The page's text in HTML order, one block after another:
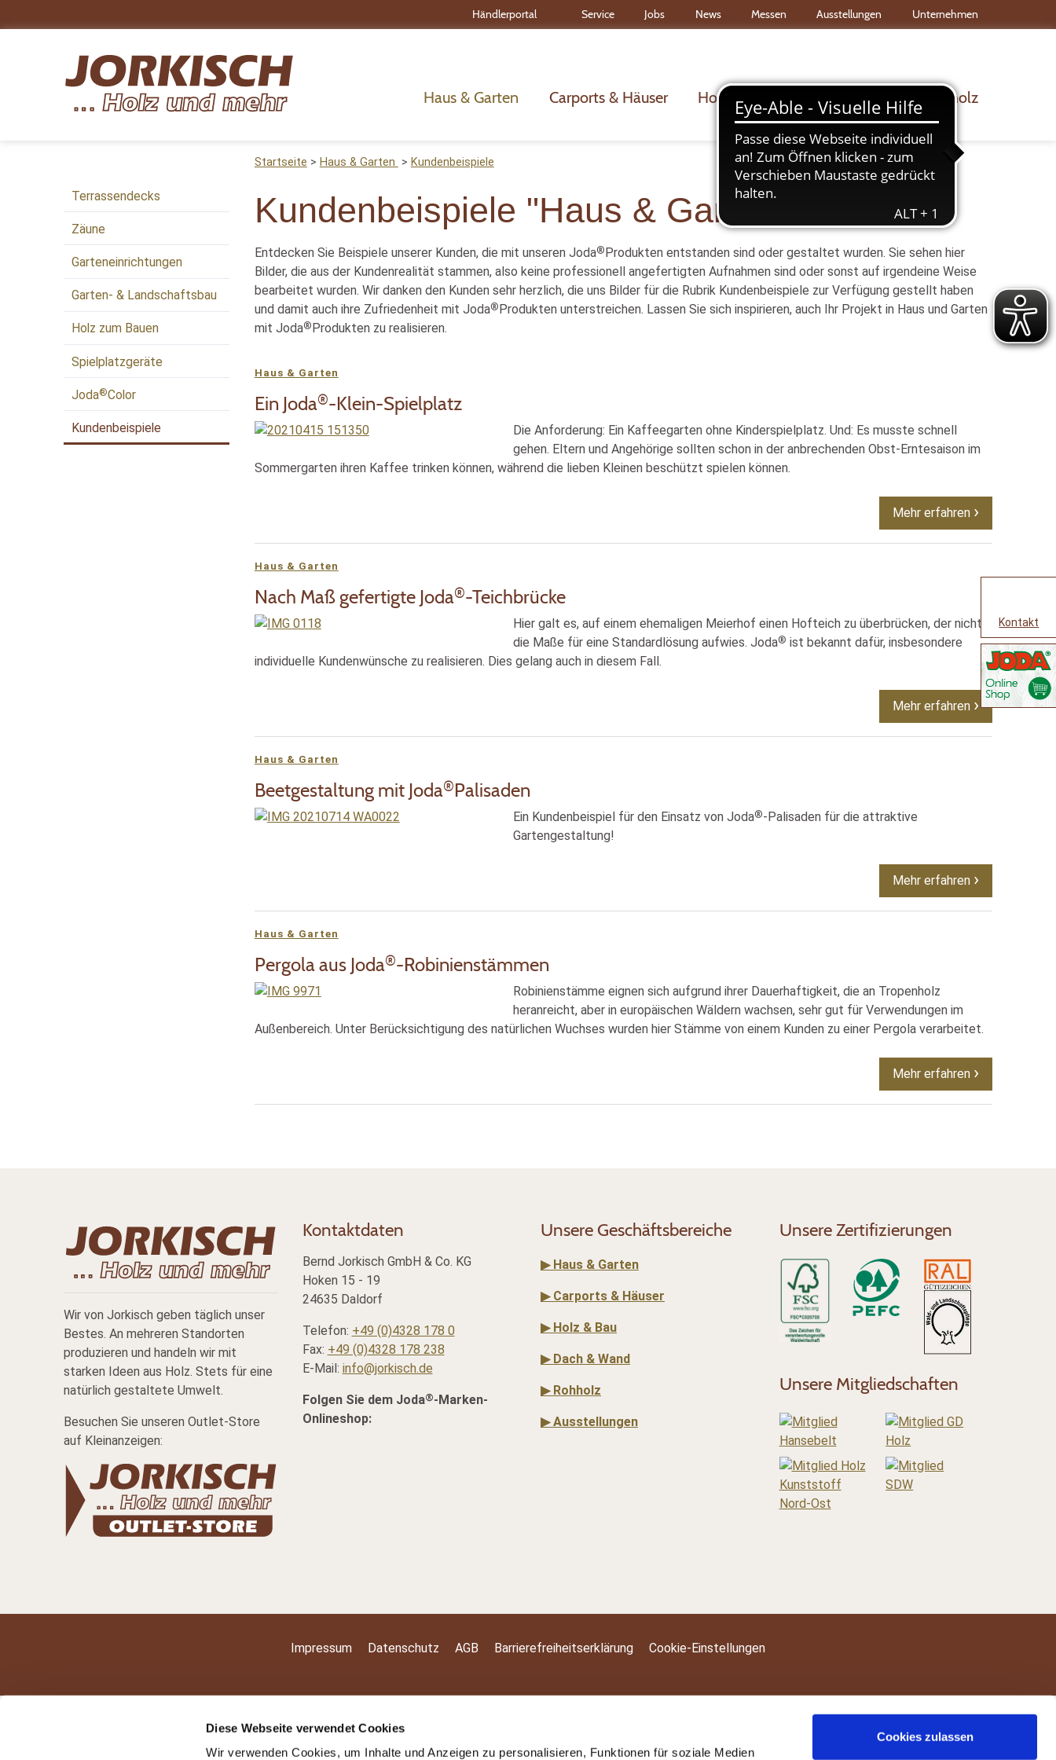
Diese Webseite verwendet Cookies
Wir verwenden Cookies, um Inhalte und Anzeigen zu personalisieren, Funktionen für soziale Medien
Cookies zulassen
Händlerportal Service Jobs News Messen Ausstellungen Unternehmen
Haus & Garten Carports & Häuser Holz & Bau Dach & Wand Rohholz
Kontakt
Terrassendecks
Zäune
Garteneinrichtungen
Garten- & Landschaftsbau
Holz zum Bauen
Spielplatzgeräte
Joda®Color
Kundenbeispiele
Startseite Haus & Garten Kundenbeispiele
Kundenbeispiele "Haus & Garten"
Entdecken Sie Beispiele unserer Kunden, die mit unseren Joda®Produkten entstanden sind oder gestaltet wurden. Sie sehen hier
Bilder, die aus der Kundenrealität stammen, also keine professionell angefertigten Aufnahmen sind oder sonst auf irgendeine Weise
bearbeitet wurden. Wir danken den Kunden sehr herzlich, die uns Bilder für die Rubrik Kundenbeispiele zur Verfügung gestellt haben
und damit auch ihre Zufriedenheit mit Joda®Produkten unterstreichen. Lassen Sie sich inspirieren, auch Ihr Projekt in Haus und Garten
mit Joda®Produkten zu realisieren.
Haus & Garten
Ein Joda®-Klein-Spielplatz
Die Anforderung: Ein Kaffeegarten ohne Kinderspielplatz. Und: Es musste schnell
gehen. Eltern und Angehörige sollten schon in der anbrechenden Obst-Erntesaison im
Sommergarten ihren Kaffee trinken können, während die lieben Kleinen beschützt spielen können.
Mehr erfahren
Haus & Garten
Nach Maß gefertigte Joda®-Teichbrücke
Hier galt es, auf einem ehemaligen Meierhof einen Hofteich zu überbrücken, der nicht
die Maße für eine Standardlösung aufwies. Joda® ist bekannt dafür, insbesondere
individuelle Kundenwünsche zu realisieren. Dies gelang auch in diesem Fall.
Mehr erfahren
Haus & Garten
Beetgestaltung mit Joda®Palisaden
Ein Kundenbeispiel für den Einsatz von Joda®-Palisaden für die attraktive
Gartengestaltung!
Mehr erfahren
Haus & Garten
Pergola aus Joda®-Robinienstämmen
Robinienstämme eignen sich aufgrund ihrer Dauerhaftigkeit, die an Tropenholz
heranreicht, aber in europäischen Wäldern wachsen, sehr gut für Verwendungen im
Außenbereich. Unter Berücksichtigung des natürlichen Wuchses wurden hier Stämme von einem Kunden zu einer Pergola verarbeitet.
Mehr erfahren
Wir von Jorkisch geben täglich unser
Bestes. An mehreren Standorten
produzieren und handeln wir mit
starken Ideen aus Holz. Stets für eine
natürlich gestaltete Umwelt.
Besuchen Sie unseren Outlet-Store
auf Kleinanzeigen:
Kontaktdaten
Bernd Jorkisch GmbH & Co. KG
Hoken 15 - 19
24635 Daldorf
Telefon: +49 (0)4328 178 0
Fax: +49 (0)4328 178 238
E-Mail: info@jorkisch.de
Folgen Sie dem Joda®-Marken-
Onlineshop:
Unsere Geschäftsbereiche
▶ Haus & Garten
▶ Carports & Häuser
▶ Holz & Bau
▶ Dach & Wand
▶ Rohholz
▶ Ausstellungen
Unsere Zertifizierungen
Unsere Mitgliedschaften
Impressum Datenschutz AGB Barrierefreiheitserklärung Cookie-Einstellungen